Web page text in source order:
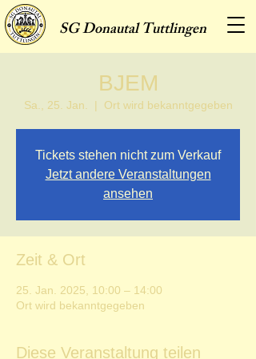
SGDonautal Tuttlingen
BJEM
Sa., 25. Jan.
  |
Ort wird bekanntgegeben
Tickets stehen nicht zum Verkauf
Jetzt andere Veranstaltungen
ansehen
Zeit & Ort
25. Jan. 2025, 10:00 – 14:00
Ort wird bekanntgegeben
Diese Veranstaltung teilen